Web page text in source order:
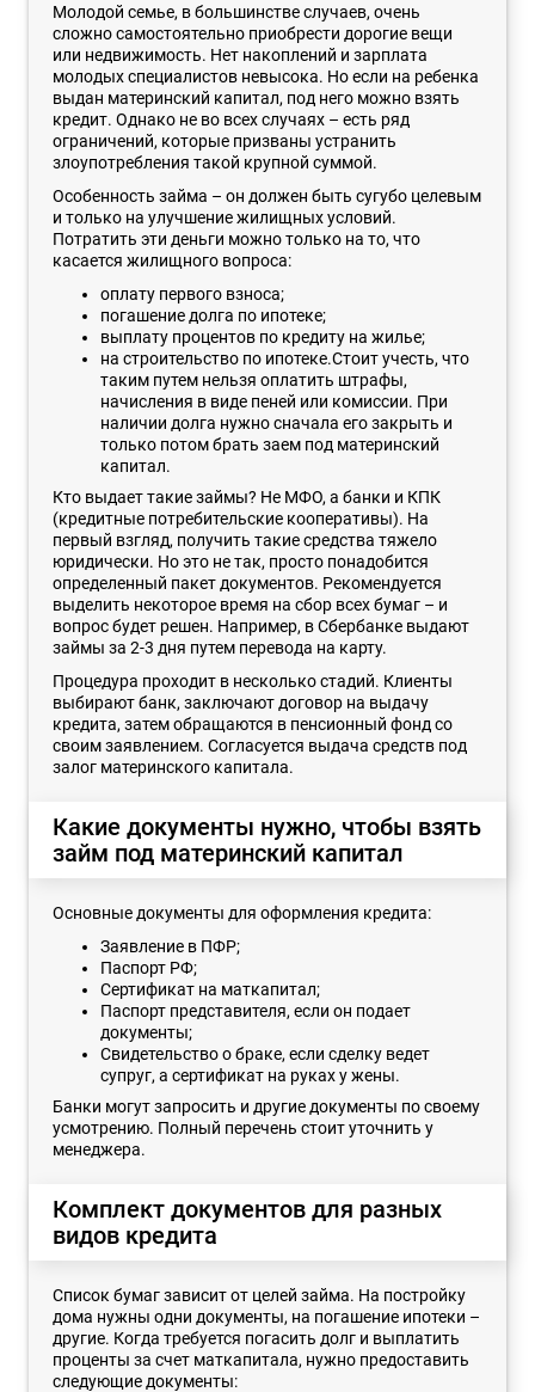
Молодой семье, в большинстве случаев, очень
сложно самостоятельно приобрести дорогие вещи
или недвижимость. Нет накоплений и зарплата
молодых специалистов невысока. Но если на ребенка
выдан материнский капитал, под него можно взять
кредит. Однако не во всех случаях – есть ряд
ограничений, которые призваны устранить
злоупотребления такой крупной суммой.
Особенность займа – он должен быть сугубо целевым
и только на улучшение жилищных условий.
Потратить эти деньги можно только на то, что
касается жилищного вопроса:
оплату первого взноса;
погашение долга по ипотеке;
выплату процентов по кредиту на жилье;
на строительство по ипотеке.Стоит учесть, что
таким путем нельзя оплатить штрафы,
начисления в виде пеней или комиссии. При
наличии долга нужно сначала его закрыть и
только потом брать заем под материнский
капитал.
Кто выдает такие займы? Не МФО, а банки и КПК
(кредитные потребительские кооперативы). На
первый взгляд, получить такие средства тяжело
юридически. Но это не так, просто понадобится
определенный пакет документов. Рекомендуется
выделить некоторое время на сбор всех бумаг – и
вопрос будет решен. Например, в Сбербанке выдают
займы за 2-3 дня путем перевода на карту.
Процедура проходит в несколько стадий. Клиенты
выбирают банк, заключают договор на выдачу
кредита, затем обращаются в пенсионный фонд со
своим заявлением. Согласуется выдача средств под
залог материнского капитала.
Какие документы нужно, чтобы взять
займ под материнский капитал
Основные документы для оформления кредита:
Заявление в ПФР;
Паспорт РФ;
Сертификат на маткапитал;
Паспорт представителя, если он подает
документы;
Свидетельство о браке, если сделку ведет
супруг, а сертификат на руках у жены.
Банки могут запросить и другие документы по своему
усмотрению. Полный перечень стоит уточнить у
менеджера.
Комплект документов для разных
видов кредита
Список бумаг зависит от целей займа. На постройку
дома нужны одни документы, на погашение ипотеки –
другие. Когда требуется погасить долг и выплатить
проценты за счет маткапитала, нужно предоставить
следующие документы: